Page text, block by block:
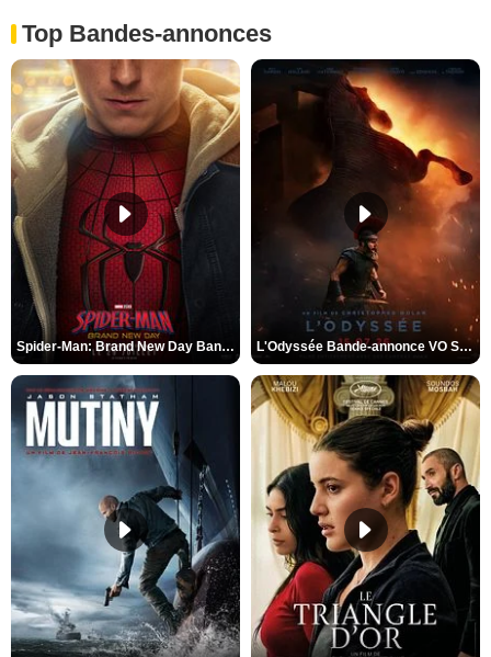
Top Bandes-annonces
Spider-Man: Brand New Day Bande-annonce VO STFR L'Odyssée Bande-annonce VO STFR